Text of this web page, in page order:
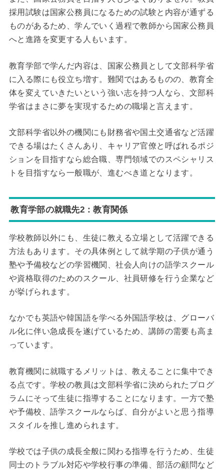
採用試験は国家公務員になるための試験と内容が通ずる
ものがあるため、学んでいく過程で教師から国家公務員
へと進路を変更する人もいます。
教育学部で学んだ内容は、国家公務員として文部科学省
に入る際にも役立ち増す。難関ではあるものの、教育全
体を変えていきたいという強い志を持つ人なら、文部科
学省はまさに夢を実現するための職場と言えます。
文部科学省以外の機関にも財務省や国土交通省など活躍
できる場はたくさんあり、キャリア官僚と呼ばれるポジ
ションを目指すなら総合職、専門領域でのスペシャリス
トを目指すなら一般職が、進むべき道となります。
教育学部の就職先2：教育関係
学校教師以外にも、生徒に教える立場として活躍できる
方法もあります。その具体例として就学期の子供が通う
塾や予備校などの学習機関、社会人向けの語学スクール
や資格取得のためのスクール、社員研修を行う企業など
が挙げられます。
なかでも英語や韓国語を学べる外国語学校は、グローバ
ル化に伴い急成長を遂げているため、講師の需要も高ま
っています。
教育機関に就職するメリットは、教えることに集中でき
る点です。学校の教員は文部科学省に決められたプログ
ラムにそって生徒に指導することになります。一方で塾
や予備校、語学スクールならば、自分がよいと思う指導
スタイルを推し進められます。
学校では子供の成長全般に関わる指導を行うため、生徒
同士のトラブル対応や学校行事の準備、部活の顧問など